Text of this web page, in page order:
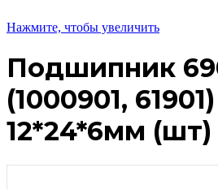
Нажмите, чтобы увеличить
Подшипник
(1000901, 61901)
12*24*6мм (шт)